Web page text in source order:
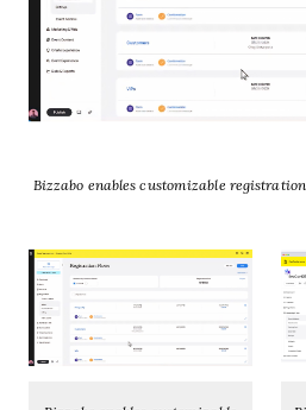
Bizzabo enables customizable